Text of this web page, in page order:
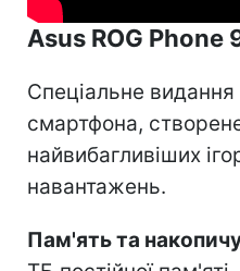
Asus ROG Phone
Спеціальне
смартфона,
найвибагливіших
навантажень.
Пам'ять та